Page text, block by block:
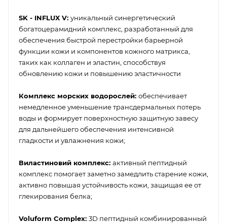
SK - INFLUX V: уникальный синергетический
богатоцерамидний комплекс, разработанный для
обеспечения быстрой перестройки барьерной
функции кожи и компонентов кожного матрикса,
таких как коллаген и эластин, способствуя
обновлению кожи и повышению эластичности
Комплекс морских водорослей: обеспечивает
немедленное уменьшение трансдермальных потерь
воды и формирует поверхностную защитную завесу
для дальнейшего обеспечения интенсивной
гладкости и увлажнения кожи;
Виластиновий комплекс: активный пептидный
комплекс помогает заметно замедлить старение кожи,
активно повышая устойчивость кожи, защищая ее от
глекирования белка;
Voluform Complex: 3D пептидный комбинированный